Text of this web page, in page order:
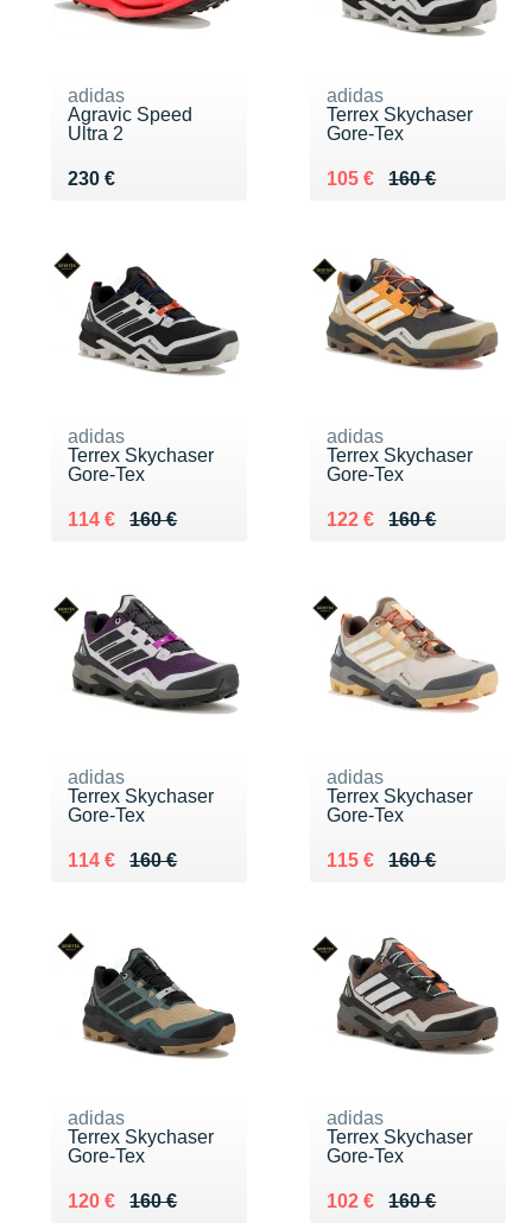
adidas
Agravic Speed
Ultra 2
230 €
Vendu 230 €
adidas
Terrex Skychaser
Gore-Tex
160 €
Au lieu de 160 €
105 €
Vendu 105 €
adidas
Terrex Skychaser
Gore-Tex
160 €
Au lieu de 160 €
114 €
Vendu 114 €
adidas
Terrex Skychaser
Gore-Tex
160 €
Au lieu de 160 €
122 €
Vendu 122 €
adidas
Terrex Skychaser
Gore-Tex
160 €
Au lieu de 160 €
114 €
Vendu 114 €
adidas
Terrex Skychaser
Gore-Tex
160 €
Au lieu de 160 €
115 €
Vendu 115 €
adidas
Terrex Skychaser
Gore-Tex
160 €
Au lieu de 160 €
120 €
Vendu 120 €
adidas
Terrex Skychaser
Gore-Tex
160 €
Au lieu de 160 €
102 €
Vendu 102 €